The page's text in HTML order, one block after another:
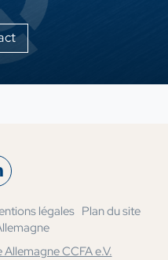
légales Plan du site
CCFA e.V.